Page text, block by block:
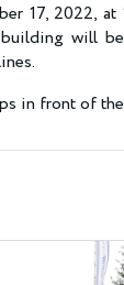
17, 2022, at
will
in front of